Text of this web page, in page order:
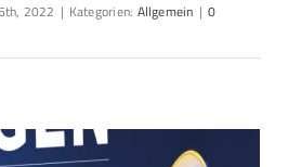
2022 | Kategorien: Allgemein | 0